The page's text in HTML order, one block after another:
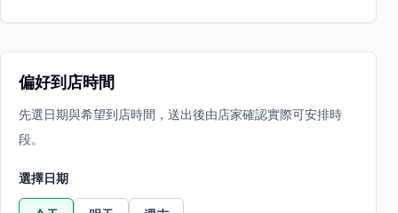
偏好到店時間
先選日期與希望到店時間，送出後由店家確認實際可安排時
段。
選擇日期